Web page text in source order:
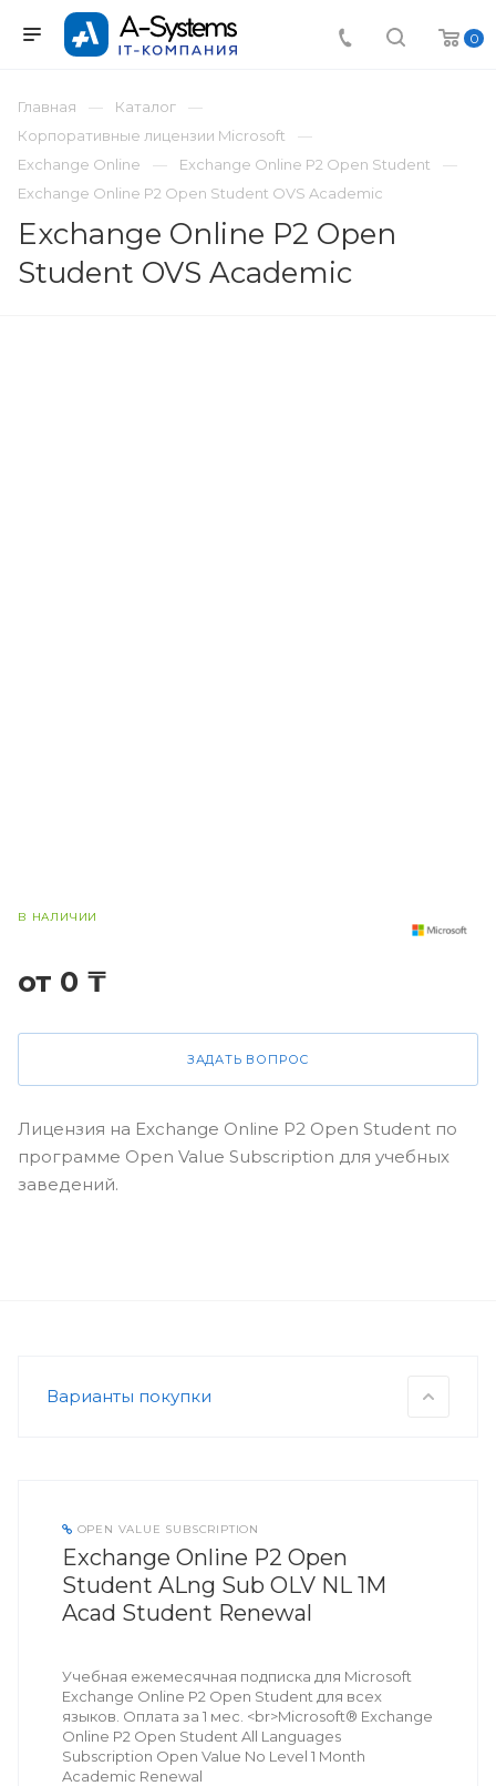
0
Главная
Каталог
Корпоративные лицензии Microsoft
Exchange Online
Exchange Online P2 Open Student
Exchange Online P2 Open Student OVS Academic
Exchange Online P2 Open
Student OVS Academic
В НАЛИЧИИ
от 0 ₸
ЗАДАТЬ ВОПРОС
Лицензия на Exchange Online P2 Open Student по
программе Open Value Subscription для учебных
заведений.
Варианты покупки
OPEN VALUE SUBSCRIPTION
Exchange Online P2 Open
Student ALng Sub OLV NL 1M
Acad Student Renewal
Учебная ежемесячная подписка для Microsoft
Exchange Online P2 Open Student для всех
языков. Оплата за 1 мес. <br>Microsoft® Exchange
Online P2 Open Student All Languages
Subscription Open Value No Level 1 Month
Academic Renewal